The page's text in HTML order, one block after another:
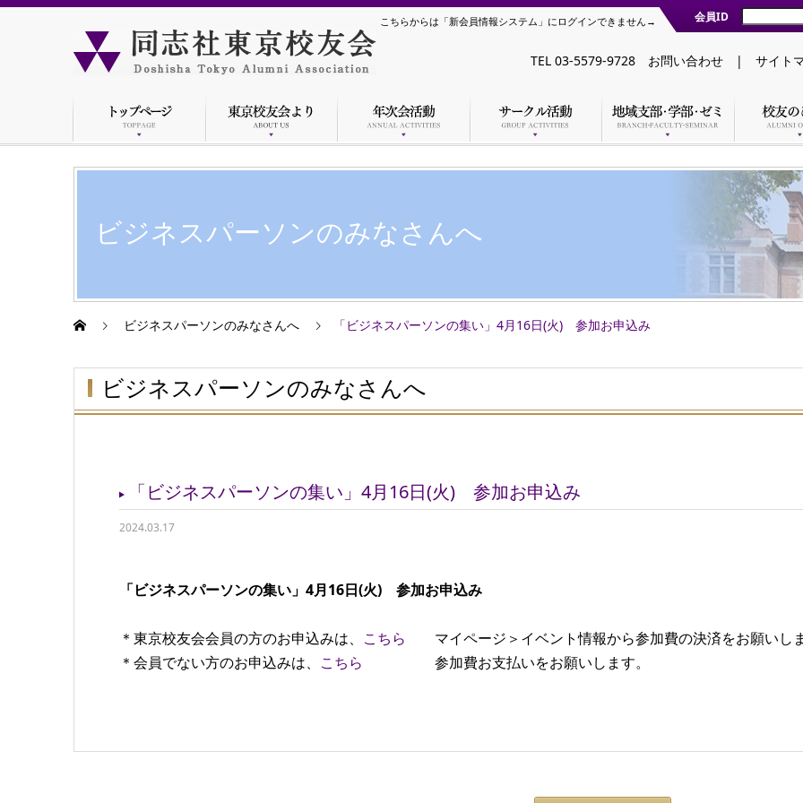
こちらからは「新会員情報システム」にログインできません→ 会員ID
TEL 03-5579-9728 お問い合わせ | サイト
ビジネスパーソンのみなさんへ
ビジネスパーソンのみなさんへ 「ビジネスパーソンの集い」4月16日(火) 参加お申込み
ビジネスパーソンのみなさんへ
「ビジネスパーソンの集い」4月16日(火) 参加お申込み
2024.03.17
「ビジネスパーソンの集い」4月16日(火) 参加お申込み
＊東京校友会会員の方のお申込みは、 こちら マイページ＞イベント情報から参加費の決済をお願いし
＊会員でない方のお申込みは、 こちら 参加費お支払いをお願いします。